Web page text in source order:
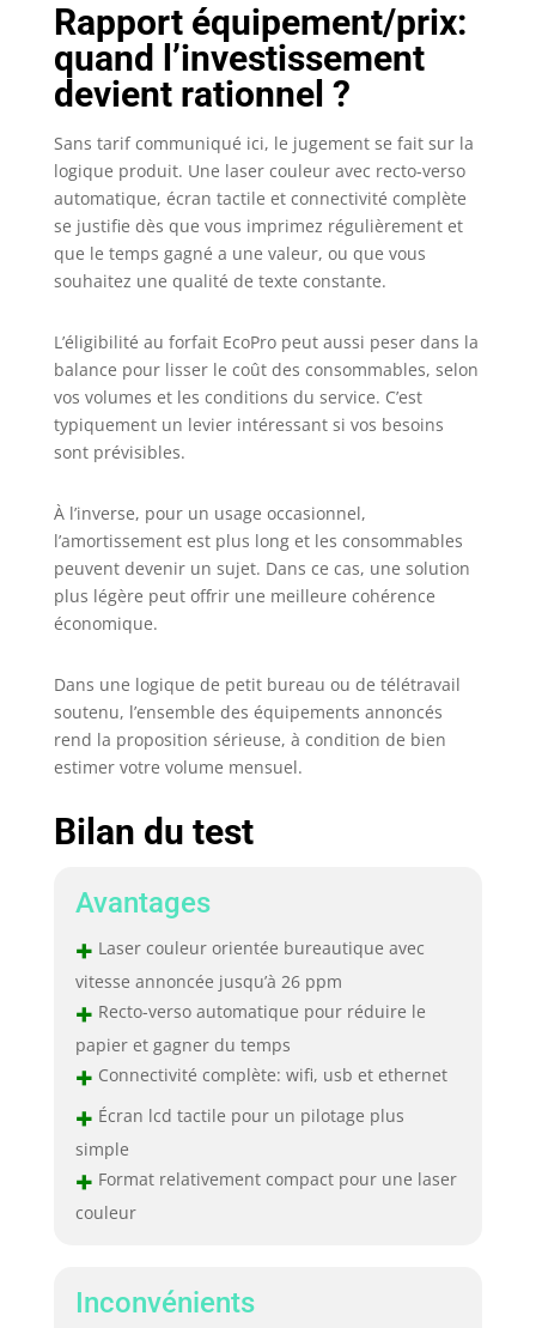
Rapport équipement/prix:
quand l’investissement
devient rationnel ?
Sans tarif communiqué ici, le jugement se fait sur la
logique produit. Une laser couleur avec recto-verso
automatique, écran tactile et connectivité complète
se justifie dès que vous imprimez régulièrement et
que le temps gagné a une valeur, ou que vous
souhaitez une qualité de texte constante.
L’éligibilité au forfait EcoPro peut aussi peser dans la
balance pour lisser le coût des consommables, selon
vos volumes et les conditions du service. C’est
typiquement un levier intéressant si vos besoins
sont prévisibles.
À l’inverse, pour un usage occasionnel,
l’amortissement est plus long et les consommables
peuvent devenir un sujet. Dans ce cas, une solution
plus légère peut offrir une meilleure cohérence
économique.
Dans une logique de petit bureau ou de télétravail
soutenu, l’ensemble des équipements annoncés
rend la proposition sérieuse, à condition de bien
estimer votre volume mensuel.
Bilan du test
Avantages
+ Laser couleur orientée bureautique avec
vitesse annoncée jusqu’à 26 ppm
+ Recto-verso automatique pour réduire le
papier et gagner du temps
+ Connectivité complète: wifi, usb et ethernet
+ Écran lcd tactile pour un pilotage plus
simple
+ Format relativement compact pour une laser
couleur
Inconvénients